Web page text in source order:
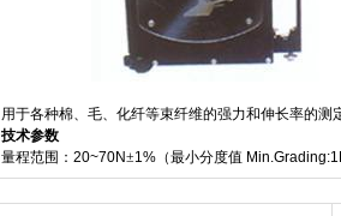
用于各种棉、毛、化纤等束纤维的强力和伸长率的测
技术参数
量程范围：20~70N±1% （最小分度值